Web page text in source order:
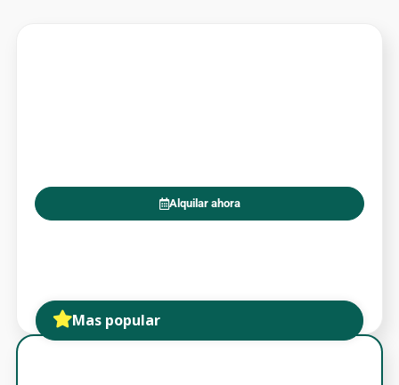
Alquilar ahora
Mas popular